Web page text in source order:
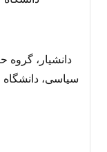
دانشیار، گروه
سیاسی، دانشگاه